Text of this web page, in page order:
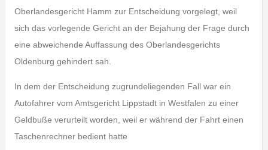
Oberlandesgericht Hamm zur Entscheidung vorgelegt, weil
sich das vorlegende Gericht an der Bejahung der Frage durch
eine abweichende Auffassung des Oberlandesgerichts
Oldenburg gehindert sah.
In dem der Entscheidung zugrundeliegenden Fall war ein
Autofahrer vom Amtsgericht Lippstadt in Westfalen zu einer
Geldbuße verurteilt worden, weil er während der Fahrt einen
Taschenrechner bedient hatte